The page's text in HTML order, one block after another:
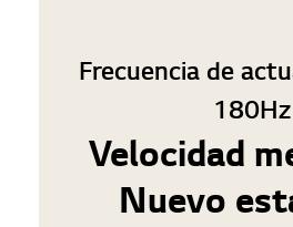
Frecuencia de
180Hz
Velocidad
Nuevo